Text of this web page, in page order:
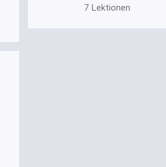
7 Lektionen